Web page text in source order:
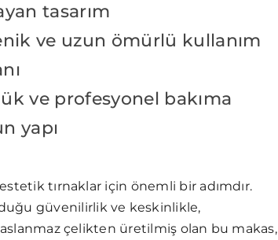
tasarım
ve uzun ömürlü kullanım
ve profesyonel bakıma
yapı
estetik tırnaklar için önemli bir adımdır.
güvenilirlik ve keskinlikle,
çelikten üretilmiş olan bu makas,